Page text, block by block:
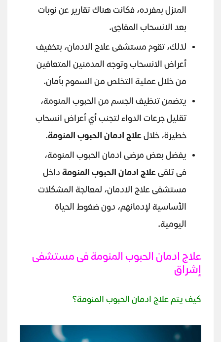
المنزل بمفرده، فكانت هناك تقارير عن نوبات
بعد الانسحاب المفاجئ.
لذلك، تقوم مستشفى علاج الادمان، بتخفيف
أعراض الانسحاب وتوجه المدمنين المتعافين
من خلال عملية التخلص من السموم بأمان.
يتضمن تنظيف الجسم من الحبوب المنومة،
تقليل جرعات الدواء لتجنب أي أعراض انسحاب
خطيرة، خلالعلاج ادمان الحبوب المنومة.
يفضل بعض مرضى ادمان الحبوب المنومة،
فى تلقىعلاج ادمان الحبوب المنومة داخل
مستشفى علاج الادمان، لمعالجة المشكلات
الأساسية لإدمانهم، دون ضغوط الحياة
اليومية.
علاج ادمان الحبوب المنومة فى مستشفى
إشراق
كيف يتم علاج ادمان الحبوب المنومة؟